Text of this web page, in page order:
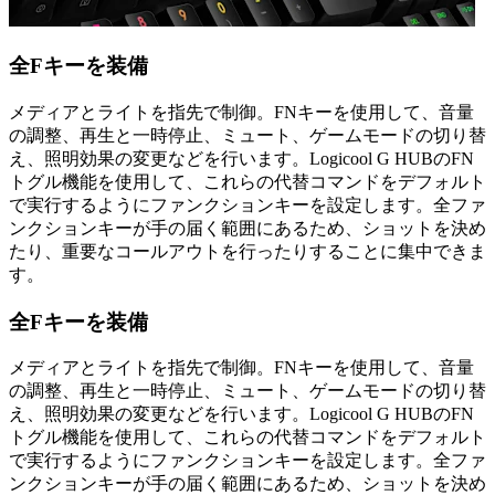
全Fキーを装備
メディアとライトを指先で制御。FNキーを使用して、音量
の調整、再生と一時停止、ミュート、ゲームモードの切り替
え、照明効果の変更などを行います。Logicool G HUBのFN
トグル機能を使用して、これらの代替コマンドをデフォルト
で実行するようにファンクションキーを設定します。全ファ
ンクションキーが手の届く範囲にあるため、ショットを決め
たり、重要なコールアウトを行ったりすることに集中できま
す。
全Fキーを装備
メディアとライトを指先で制御。FNキーを使用して、音量
の調整、再生と一時停止、ミュート、ゲームモードの切り替
え、照明効果の変更などを行います。Logicool G HUBのFN
トグル機能を使用して、これらの代替コマンドをデフォルト
で実行するようにファンクションキーを設定します。全ファ
ンクションキーが手の届く範囲にあるため、ショットを決め